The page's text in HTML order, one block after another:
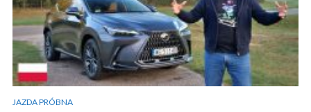
JAZDA PRÓBNA